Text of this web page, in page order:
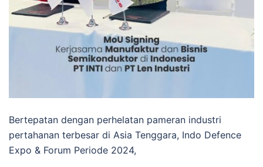
Bertepatan dengan perhelatan pameran industri
pertahanan terbesar di Asia Tenggara, Indo Defence
Expo & Forum Periode 2024,